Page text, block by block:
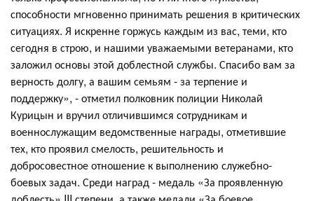
способности мгновенно принимать решения в критических
ситуациях. Я искренне горжусь каждым из вас, теми, кто
сегодня в строю, и нашими уважаемыми ветеранами, кто
заложил основы этой доблестной службы. Спасибо вам за
верность долгу, а вашим семьям - за терпение и
поддержку», - отметил полковник полиции Николай
Курицын и вручил отличившимся сотрудникам и
военнослужащим ведомственные награды, отметившие
тех, кто проявил смелость, решительность и
добросовестное отношение к выполнению служебно-
боевых задач. Среди наград - медаль «За проявленную